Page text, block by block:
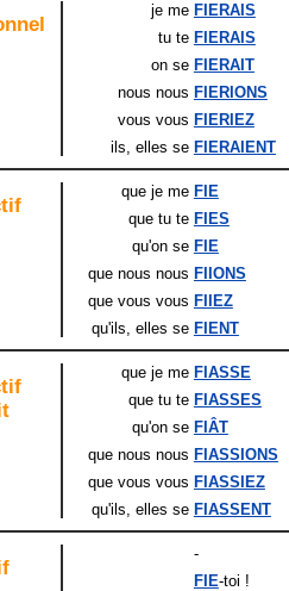
je me FIERAIS
tu te FIERAIS
on se FIERAIT
nous nous FIERIONS
vous vous FIERIEZ
ils, elles se FIERAIENT
que je me FIE
que tu te FIES
qu'on se FIE
que nous nous FIIONS
que vous vous FIIEZ
qu'ils, elles se FIENT
que je me FIASSE
que tu te FIASSES
qu'on se FIÂT
que nous nous FIASSIONS
que vous vous FIASSIEZ
qu'ils, elles se FIASSENT
-
FIE-toi !